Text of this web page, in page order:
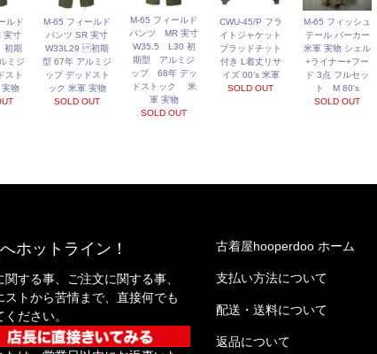
ルド
実寸
期
ミジ
スト
実物
M-65 フィールド
パンツ SR 実寸
W33L29 初期
型 67年 アルミジ
ップ デッドスト
ック 米軍 実物
SOLD OUT
M-65 フィールド
パンツ MR 実寸
W35.5 L30 初
期型 アルミジ
ップ 68年 デッ
ドストック 米
軍 実物
SOLD OUT
CWU-45/P フラ
イトジャケット
ブラッドチット
付き L着丈リサ
イズ 00’s 米軍
SOLD OUT
M-65 フィッシュ
テール パーカー
米軍 実物 シェル
+ライナー+フー
ド 3点 フルセッ
ト M 80's
SOLD OUT
ホットライン！
関する事、ご注文に関する事、
ストから苦情まで、直接何でも
ください。
古着屋hooperdoo ホーム
支払い方法について
配送・送料について
返品について